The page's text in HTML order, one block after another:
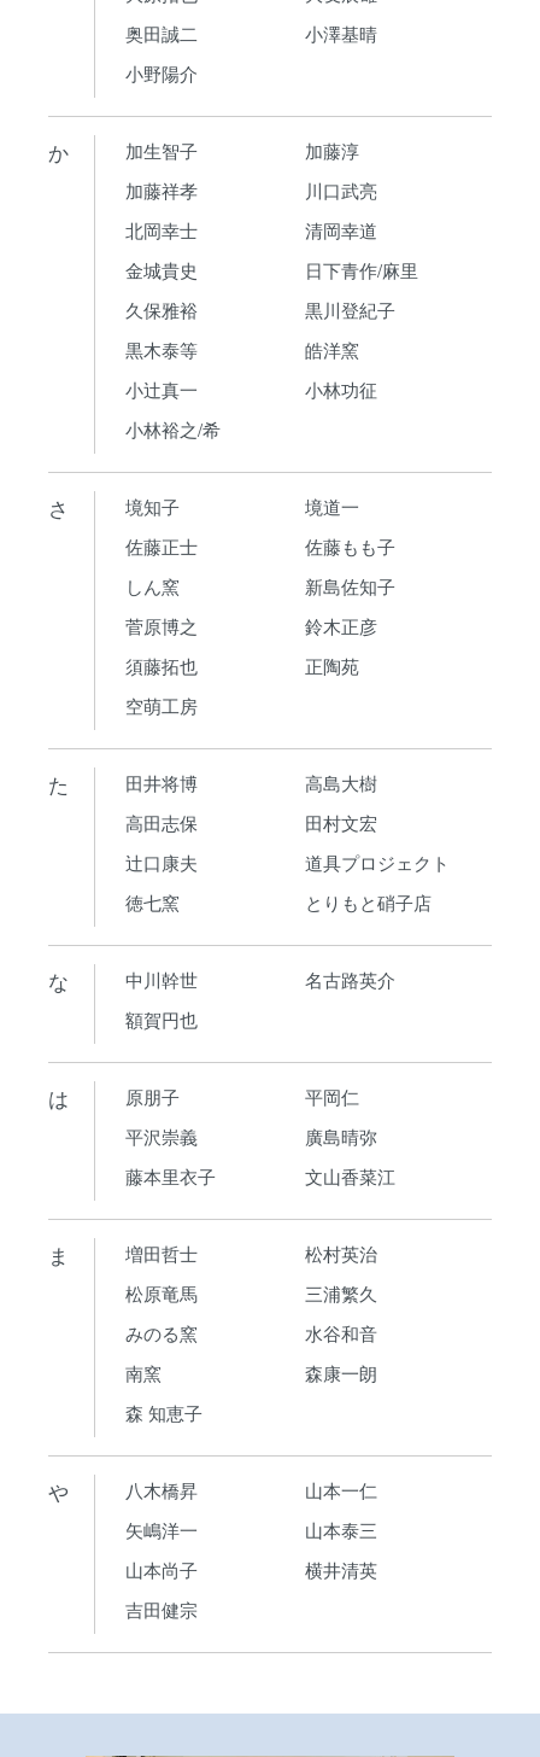
奥田誠二
小澤基晴
小野陽介
か 加生智子
加藤淳
加藤祥孝
川口武亮
北岡幸士
清岡幸道
金城貴史
日下青作/麻里
久保雅裕
黒川登紀子
黒木泰等
皓洋窯
小辻真一
小林功征
小林裕之/希
さ 境知子
境道一
佐藤正士
佐藤もも子
しん窯
新島佐知子
菅原博之
鈴木正彦
須藤拓也
正陶苑
空萌工房
た 田井将博
高島大樹
高田志保
田村文宏
辻口康夫
道具プロジェクト
徳七窯
とりもと硝子店
な 中川幹世
名古路英介
額賀円也
は 原朋子
平岡仁
平沢崇義
廣島晴弥
藤本里衣子
文山香菜江
ま 増田哲士
松村英治
松原竜馬
三浦繁久
みのる窯
水谷和音
南窯
森康一朗
森 知恵子
や 八木橋昇
山本一仁
矢嶋洋一
山本泰三
山本尚子
横井清英
吉田健宗